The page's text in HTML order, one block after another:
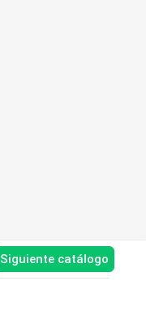
Siguiente catálogo